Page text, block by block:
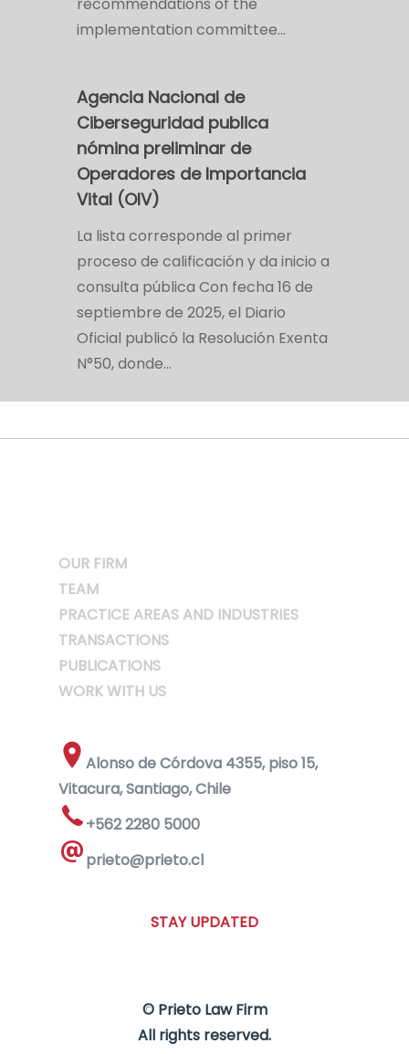
implementation committee…
Agencia Nacional de
Ciberseguridad publica
nómina preliminar de
Operadores de Importancia
Vital (OIV)
La lista corresponde al primer
proceso de calificación y da inicio a
consulta pública Con fecha 16 de
septiembre de 2025, el Diario
Oficial publicó la Resolución Exenta
N°50, donde…
OUR FIRM
TEAM
PRACTICE AREAS AND INDUSTRIES
TRANSACTIONS
PUBLICATIONS
WORK WITH US
Alonso de Córdova 4355, piso 15,
Vitacura, Santiago, Chile
+562 2280 5000
prieto@prieto.cl
STAY UPDATED
© Prieto Law Firm
All rights reserved.